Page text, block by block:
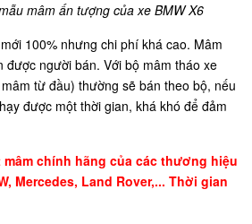
mâm ấn tượng của xe BMW X6
100% nhưng chi phí khá cao. Mâm
được người bán. Với bộ mâm tháo xe
từ đầu) thường sẽ bán theo bộ, nếu
được một thời gian, khá khó để đảm
mâm chính hãng của các thương hiệu
Mercedes, Land Rover,... Thời gian